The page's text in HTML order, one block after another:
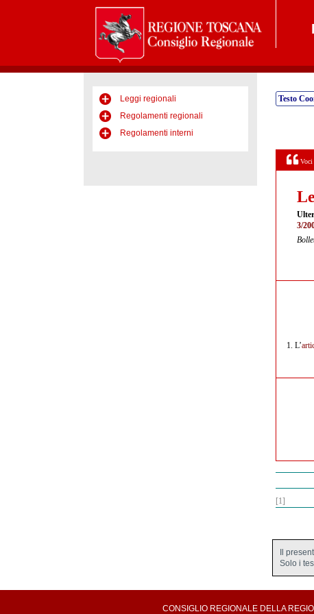
Leggi regionali
Regolamenti regionali
Regolamenti interni
Testo
Voci
3/
1. L’
[1]
Il
Solo i
CONSIGLIO REGIONALE DELLA